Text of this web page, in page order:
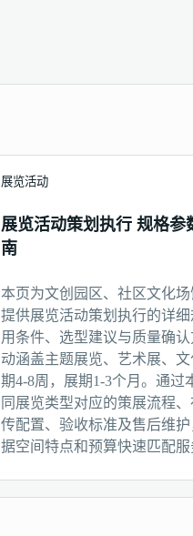
展览活动
展览活动策划执行 规格参
南
本页为文创园区、社区文化
提供展览活动策划执行的详
用条件、选型建议与质量确
动涵盖主题展览、艺术展、文
期4-8周，展期1-3个月。通过
同展览类型对应的策展流程
传配置、验收标准及售后维
据空间特点和预算快速匹配服